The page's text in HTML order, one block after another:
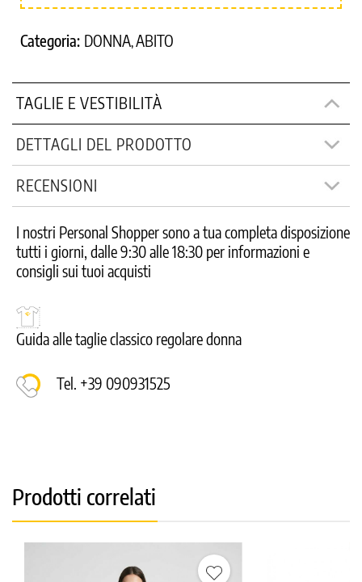
Categoria: DONNA ABITO
TAGLIE E VESTIBILITÀ
DETTAGLI DEL PRODOTTO
RECENSIONI
I nostri Personal Shopper sono a tua completa disposizione
tutti i giorni, dalle 9:30 alle 18:30 per informazioni e
consigli sui tuoi acquisti
Guida alle taglie classico regolare donna
Tel. +39 090931525
Prodotti correlati